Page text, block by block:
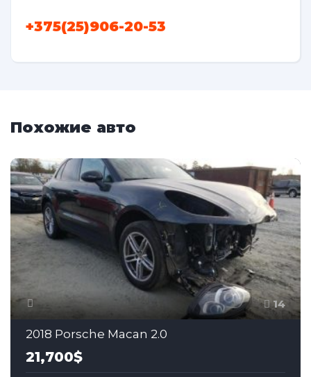
+375(25)906-20-53
Похожие авто
14
2018 Porsche Macan 2.0
21,700$